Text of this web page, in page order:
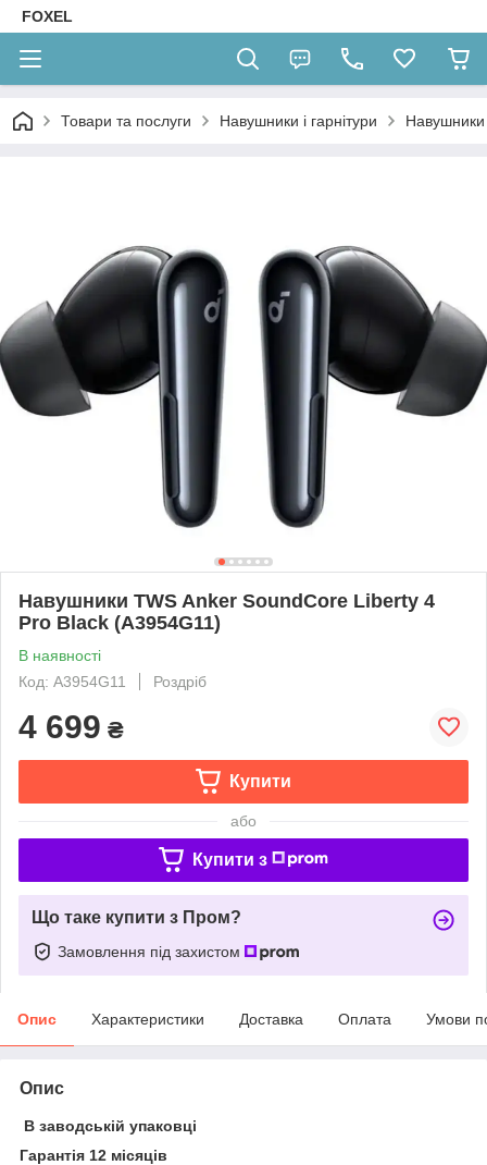
FOXEL
Товари та послуги Навушники і гарнітури
Навушники TWS Anker SoundCore Liberty 4
Pro Black (A3954G11)
В наявності
Код: A3954G11
Роздріб
4 699 ₴
Купити
або
Купити з
Що таке купити з Пром?
Замовлення під захистом
Опис Характеристики Доставка Оплата Умови
Опис
В заводській упаковці
Гарантія 12 місяців